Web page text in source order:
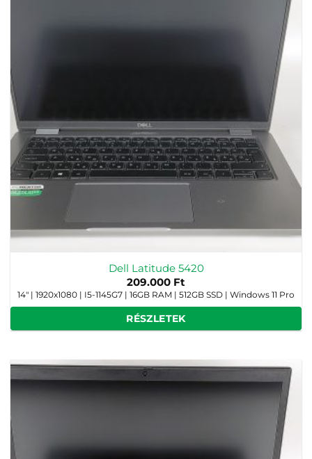
Dell Latitude 5420
209.000 Ft
14" | 1920x1080 | I5-1145G7 | 16GB RAM | 512GB SSD | Windows 11 Pro
RÉSZLETEK